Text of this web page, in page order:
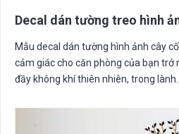
Decal dán tường treo hình
Mẫu decal dán tường hình ảnh cây
cảm giác cho căn phòng của bạn trở
đầy không khí thiên nhiên, trong lành.